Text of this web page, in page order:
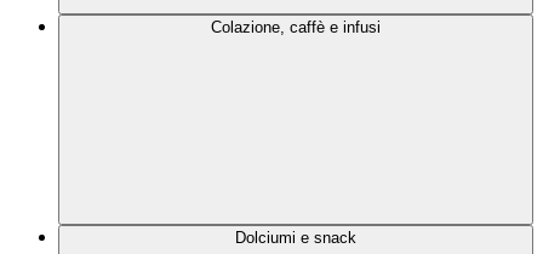
Colazione, caffè e infusi
Dolciumi e snack